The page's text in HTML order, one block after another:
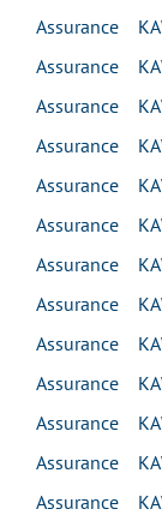
Assurance
Assurance
Assurance
Assurance
Assurance
Assurance
Assurance
Assurance
Assurance
Assurance
Assurance
Assurance
Assurance